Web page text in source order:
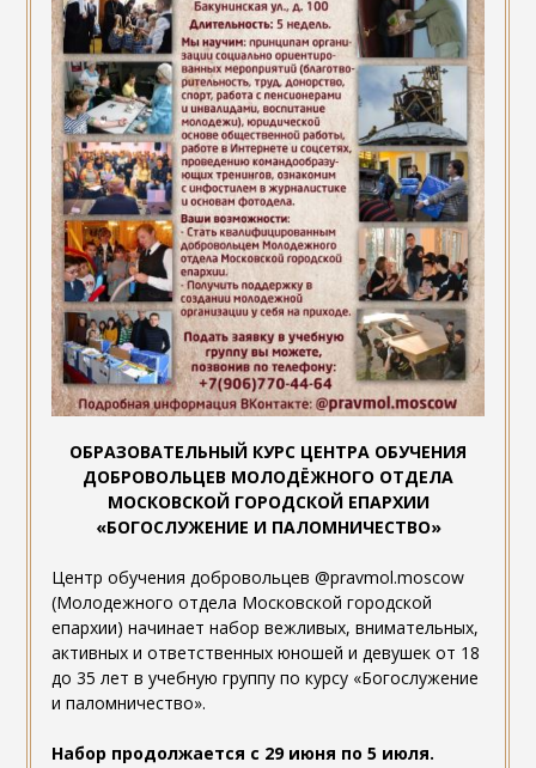
ОБРАЗОВАТЕЛЬНЫЙ КУРС ЦЕНТРА ОБУЧЕНИЯ
ДОБРОВОЛЬЦЕВ МОЛОДЁЖНОГО ОТДЕЛА
МОСКОВСКОЙ ГОРОДСКОЙ ЕПАРХИИ
«БОГОСЛУЖЕНИЕ И ПАЛОМНИЧЕСТВО»
Центр обучения добровольцев @pravmol.moscow
(Молодежного отдела Московской городской
епархии) начинает набор вежливых, внимательных,
активных и ответственных юношей и девушек от 18
до 35 лет в учебную группу по курсу «Богослужение
и паломничество».
Набор продолжается с 29 июня по 5 июля.